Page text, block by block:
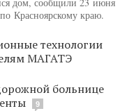
Красноярскому краю.
технологии
МАГАТЭ
больнице
9